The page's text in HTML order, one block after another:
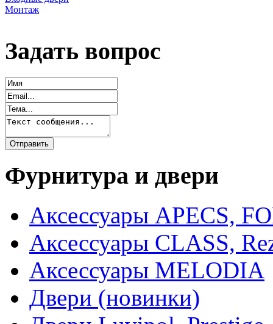
Монтаж
Задать вопрос
Фурнитура и двери
Аксессуары APECS,
Аксессуары CLASS,
Аксессуары MELODIA
Двери (новинки)